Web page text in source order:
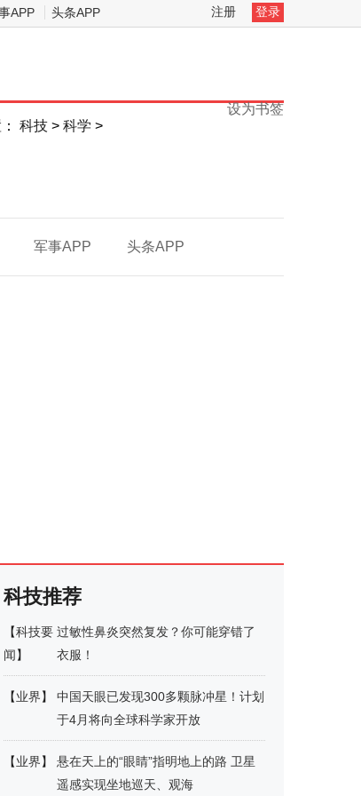
APP 头条APP 注册 登录
设为书签
科技 > 科学 >
军事APP 头条APP
科技推荐
【科技要
闻】
过敏性鼻炎突然复发？你可能穿错了
衣服！
【业界】
中国天眼已发现300多颗脉冲星！计划
于4月将向全球科学家开放
【业界】
悬在天上的“眼睛”指明地上的路 卫星
遥感实现坐地巡天、观海